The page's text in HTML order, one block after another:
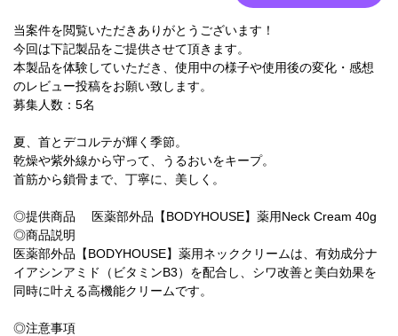
当案件を閲覧いただきありがとうございます！
今回は下記製品をご提供させて頂きます。
本製品を体験していただき、使用中の様子や使用後の変化・感想
のレビュー投稿をお願い致します。
募集人数：5名
夏、首とデコルテが輝く季節。
乾燥や紫外線から守って、うるおいをキープ。
首筋から鎖骨まで、丁寧に、美しく。
◎提供商品 医薬部外品【BODYHOUSE】薬用Neck Cream 40g
◎商品説明
医薬部外品【BODYHOUSE】薬用ネッククリームは、有効成分ナ
イアシンアミド（ビタミンB3）を配合し、シワ改善と美白効果を
同時に叶える高機能クリームです。
◎注意事項